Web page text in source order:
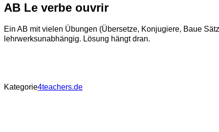
AB Le verbe ouvrir
Ein AB mit vielen Übungen (Übersetze, Konjugiere, Baue
lehrwerksunabhängig. Lösung hängt dran.
Kategorie4teachers.de